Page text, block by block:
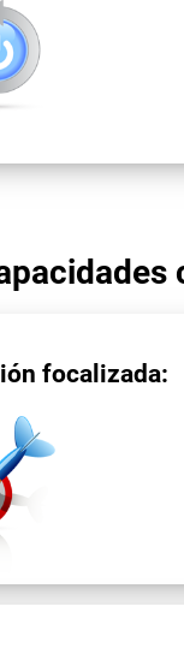
focalizada: